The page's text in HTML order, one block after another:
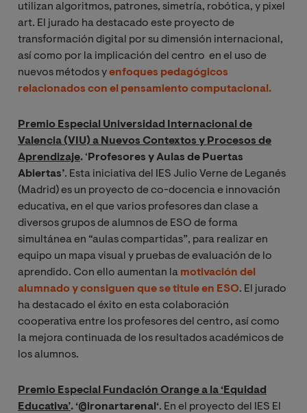
utilizan algoritmos, patrones, simetría, robótica, y pixel
art. El jurado ha destacado este proyecto de
transformación digital por su dimensión internacional,
así como por la implicación del centro en el uso de
nuevos métodos yenfoques pedagógicos
relacionados con el pensamiento computacional .
Premio Especial Universidad Internacional de
Valencia (VIU) a Nuevos Contextos y Procesos de
Aprendizaje. ‘ Profesores y Aulas de Puertas
Abiertas’. Esta iniciativa del IES Julio Verne de Leganés
(Madrid) es un proyecto de co-docencia e innovación
educativa, en el que varios profesores dan clase a
diversos grupos de alumnos de ESO de forma
simultánea en “aulas compartidas”, para realizar en
equipo un mapa visual y pruebas de evaluación de lo
aprendido. Con ello aumentan la motivación del
alumnadoyconsiguen que se titule en ESO. El jurado
ha destacado el éxito en esta colaboración
cooperativa entre los profesores del centro, así como
la mejora continuada de los resultados académicos de
los alumnos.
Premio Especial Fundación Orange a la ‘Equidad
Educativa’.‘@ironartarenal ‘. En el proyecto del IES El